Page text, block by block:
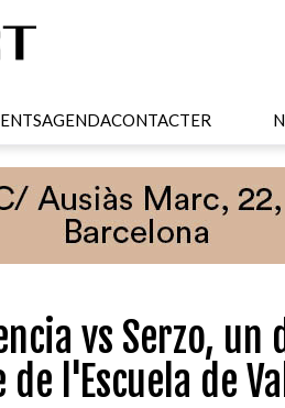
AGENDACONTACTER
vs Serzo, un
l'Escuela de